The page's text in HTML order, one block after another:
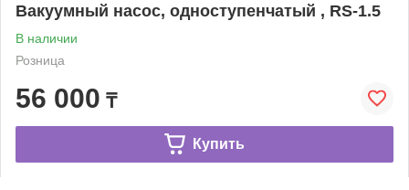
Вакуумный насос, одноступенчатый , RS-1.5
В наличии
Розница
56 000 ₸
Купить